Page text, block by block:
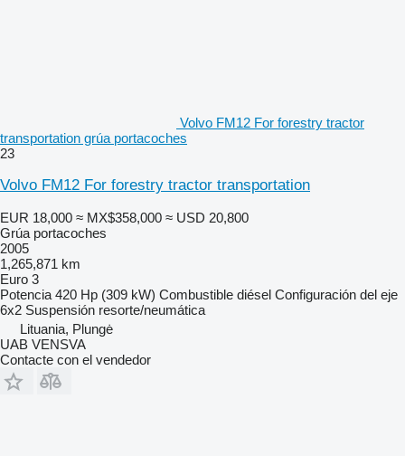
Volvo FM12 For forestry tractor
transportation grúa portacoches
23
Volvo FM12 For forestry tractor transportation
EUR 18,000 ≈ MX$358,000 ≈ USD 20,800
Grúa portacoches
2005
1,265,871 km
Euro 3
Potencia 420 Hp (309 kW) Combustible diésel Configuración del eje
6x2 Suspensión resorte/neumática
Lituania, Plungė
UAB VENSVA
Contacte con el vendedor